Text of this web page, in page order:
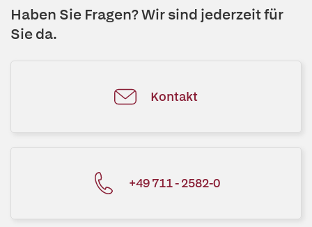
Haben Sie Fragen? Wir sind jederzeit für
Sie da.
Kontakt
+49 711 - 2582-0